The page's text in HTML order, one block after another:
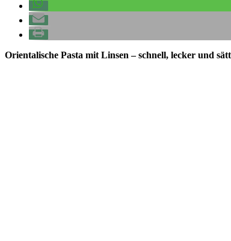
Orientalische Pasta mit Linsen – schnell, lecker und